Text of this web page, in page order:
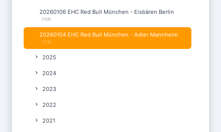
20260106 EHC Red Bull München - Eisbären Berlin
(158)
20260104 EHC Red Bull München - Adler Mannheim
(172)
2025
2024
2023
2022
2021